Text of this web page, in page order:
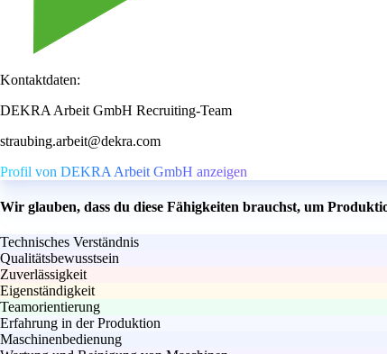
Kontaktdaten:
DEKRA Arbeit GmbH Recruiting-Team
straubing.arbeit@dekra.com
Profil von DEKRA Arbeit GmbH anzeigen
Wir glauben, dass du diese Fähigkeiten brauchst, um
Technisches Verständnis
Qualitätsbewusstsein
Zuverlässigkeit
Eigenständigkeit
Teamorientierung
Erfahrung in der Produktion
Maschinenbedienung